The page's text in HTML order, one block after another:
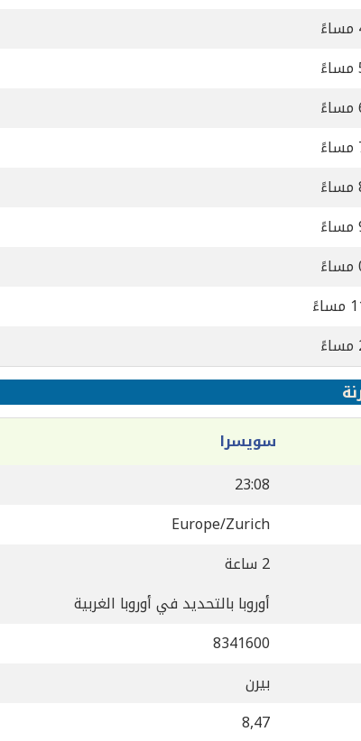
سويسرا
23:08
Europe/Zurich
2 ساعة
أوروبا بالتحديد في أوروبا الغربية
8341600
بيرن
8,47